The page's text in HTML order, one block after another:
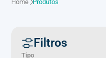
Home Produtos
Filtros
Tipo